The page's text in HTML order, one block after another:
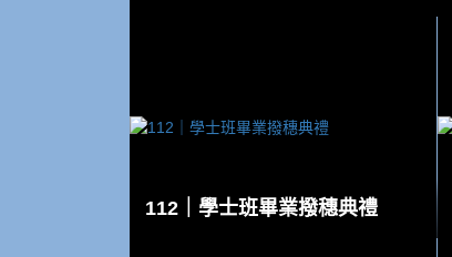
112｜學士班畢業撥穗典禮